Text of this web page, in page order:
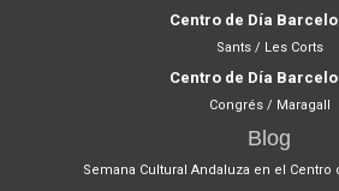
Centro de Día
Sants / Les Corts
Centro de Día
Congrés / Maragall
Blog
Semana Cultural Andaluza en el Centro